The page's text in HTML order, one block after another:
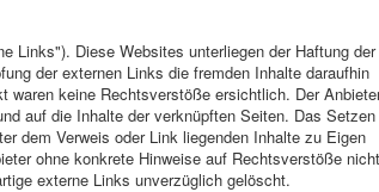
Links"). Diese Websites unterliegen der Haftung der
der externen Links die fremden Inhalte daraufhin
waren keine Rechtsverstöße ersichtlich. Der
auf die Inhalte der verknüpften Seiten. Das Setzen
dem Verweis oder Link liegenden Inhalte zu Eigen
ohne konkrete Hinweise auf Rechtsverstöße nicht
externe Links unverzüglich gelöscht.